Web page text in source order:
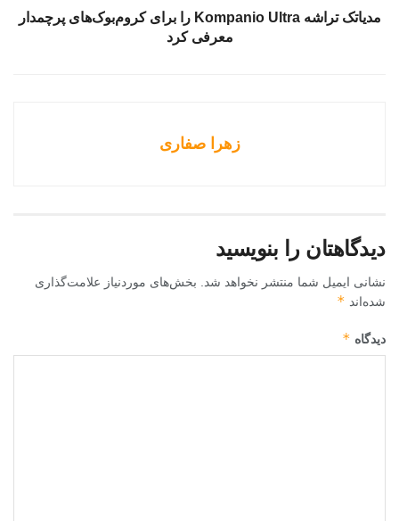
مدیاتک تراشه Kompanio Ultra را برای کروم‌بوک‌های پرچمدار
معرفی کرد
زهرا صفاری
دیدگاهتان را بنویسید
نشانی ایمیل شما منتشر نخواهد شد.
بخش‌های موردنیاز علامت‌گذاری
شده‌اند *
دیدگاه *